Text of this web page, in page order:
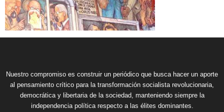
Nuestro compromiso es construir un periódico que busca hacer un aporte
al pensamiento crítico para la transformación socialista revolucionaria,
democrática y libertaria de la sociedad, manteniendo siempre la
independencia política respecto a las élites dominantes.